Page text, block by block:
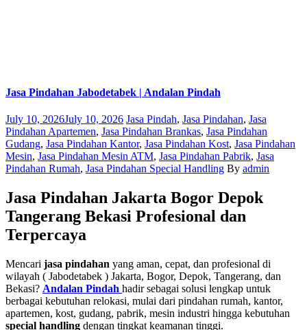
Jasa Pindahan Jabodetabek | Andalan Pindah
Posted
on
July 10, 2026July 10, 2026 Categories
Jasa Pindah, Jasa Pindahan, Jasa
Pindahan Apartemen, Jasa Pindahan Brankas, Jasa Pindahan
Gudang, Jasa Pindahan Kantor, Jasa Pindahan Kost, Jasa Pindahan
Mesin, Jasa Pindahan Mesin ATM, Jasa Pindahan Pabrik, Jasa
Pindahan Rumah, Jasa Pindahan Special Handling Author
By admin
Jasa Pindahan Jakarta Bogor Depok
Tangerang Bekasi Profesional dan
Terpercaya
Mencari jasa pindahan yang aman, cepat, dan profesional di
wilayah ( Jabodetabek ) Jakarta, Bogor, Depok, Tangerang, dan
Bekasi? Andalan Pindah hadir sebagai solusi lengkap untuk
berbagai kebutuhan relokasi, mulai dari pindahan rumah, kantor,
apartemen, kost, gudang, pabrik, mesin industri hingga kebutuhan
special handling dengan tingkat keamanan tinggi.